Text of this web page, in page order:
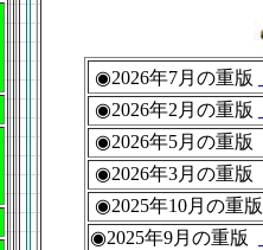
◉2026年7月の重版
◉2026年2月の重版
◉2026年5月の重
◉2026年3月の重
◉2025年10月の重版
◉2025年9月の重版